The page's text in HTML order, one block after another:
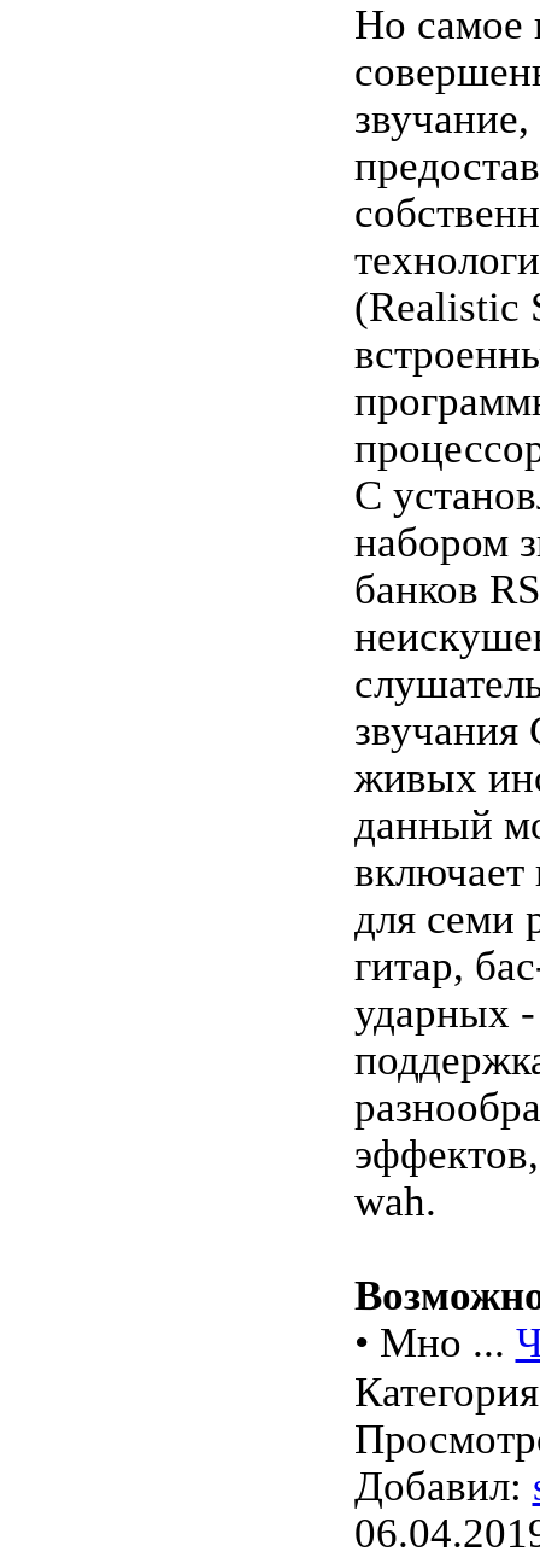
Но самое
звучание,
(Realistic
С
набором
банков
звучания
живых
данный
включает
для семи
гитар,
ударных
wah.
• Мно ...
Добавил: